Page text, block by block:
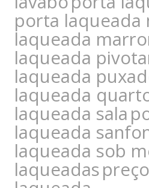
porta laqueada
laqueada
laqueada
laqueada
laqueada
laqueada sala
laqueada
laqueada sob
laqueadas